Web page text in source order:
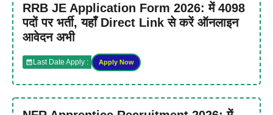
RRB JE Application Form 2026: में 4098
पदों पर भर्ती, यहाँ Direct Link से करें ऑनलाइन
आवेदन अभी
Last Date Apply : Apply Now